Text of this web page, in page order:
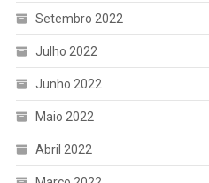
Setembro 2022
Julho 2022
Junho 2022
Maio 2022
Abril 2022